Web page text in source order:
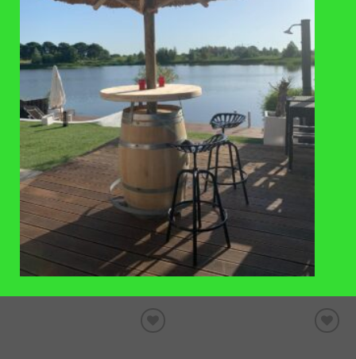
TOEVOEGEN
AAN
VERLANGLIJST
PLANTENBAKKEN
Plantenbak kastanje hout met
handgrepen 33x60cm
TOEVOEGEN
AAN
VERLANGLIJST
PLANTENBAKKEN
Plantenbak kastanje hout 65×60
cm
€ 126,-